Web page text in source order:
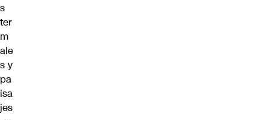
s
ter
m
ale
s y
pa
isa
jes